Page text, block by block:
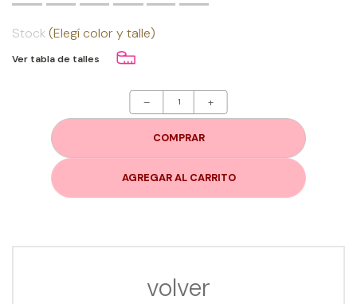
Stock(Elegí color y talle)
Ver tabla de talles
– +
COMPRAR
AGREGAR AL CARRITO
volver